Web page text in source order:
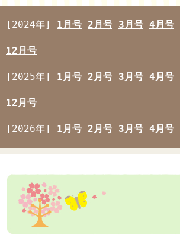
[2024年] 1月号 2月号 3月号 4月号
12月号
[2025年] 1月号 2月号 3月号 4月号
12月号
[2026年] 1月号 2月号 3月号 4月号